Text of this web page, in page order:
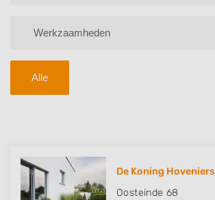
Alle
De Koning Hoveniers
Oosteinde 68